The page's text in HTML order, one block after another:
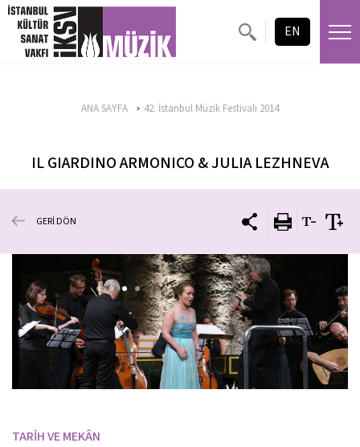
EN
ANA SAYFA 42. İstanbul Müzik Festivali 2014
IL GIARDINO ARMONICO & JULIA LEZHNEVA
GERİ DÖN
TARİH VE MEKÂN